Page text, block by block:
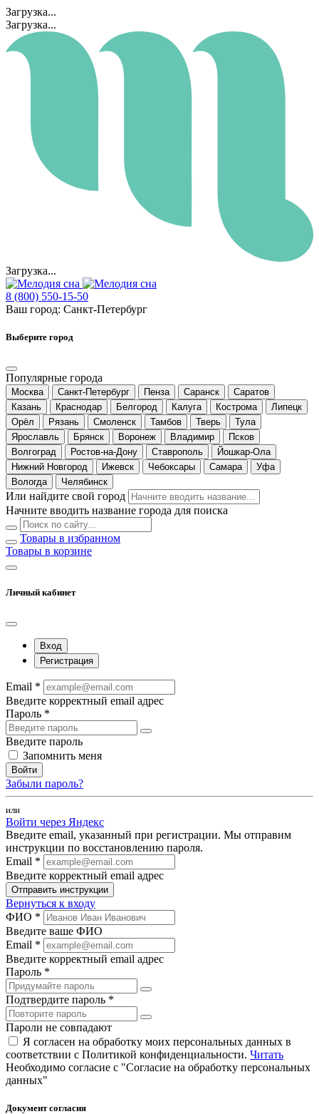
Загрузка...
Загрузка...
Загрузка...
8 (800) 550-15-50
Ваш город: Санкт-Петербург
Выберите город
Популярные города
Москва Санкт-Петербург Пенза Саранск
Саратов
Казань
Краснодар Белгород Калуга Кострома
Липецк
Орёл
Рязань Смоленск Тамбов Тверь
Тула
Ярославль
Брянск Воронеж Владимир
Псков
Волгоград
Ростов-на-Дону Ставрополь
Йошкар-Ола
Нижний Новгород
Ижевск Чебоксары Самара
Уфа
Вологда
Челябинск
Или найдите свой город
Начните вводить название города для поиска
Товары в избранном
Товары в корзине
Личный кабинет
Вход
Регистрация
Email *
Введите корректный email адрес
Пароль *
Введите пароль
Запомнить меня
Войти
Забыли пароль?
или
Войти через Яндекс
Введите email, указанный при регистрации. Мы отправим
инструкции по восстановлению пароля.
Email *
Введите корректный email адрес
Отправить инструкции
Вернуться к входу
ФИО *
Введите ваше ФИО
Email *
Введите корректный email адрес
Пароль *
Подтвердите пароль *
Пароли не совпадают
Я согласен на обработку моих персональных данных в
соответствии с Политикой конфиденциальности. Читать
Необходимо согласие с "Согласие на обработку персональных
данных"
Документ согласия